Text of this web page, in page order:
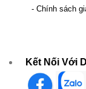
- Chính sách
Kết Nối Với